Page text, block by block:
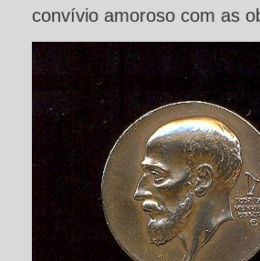
convívio amoroso com as